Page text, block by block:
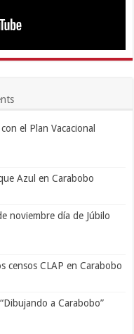
el Plan Vacacional
Azul en Carabobo
noviembre día de Júbilo
censos CLAP en Carabobo
a Carabobo”